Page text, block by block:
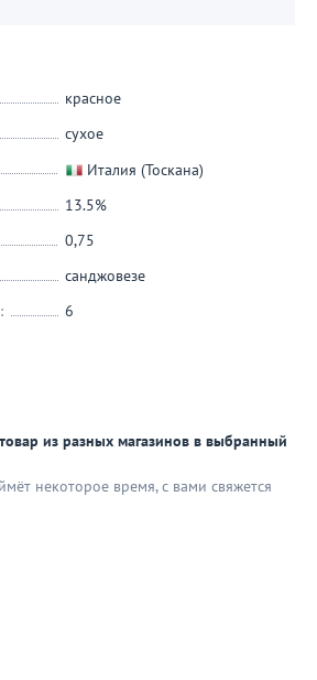
красное
сухое
Италия (Тоскана)
13.5%
0,75
санджовезе
6
из разных магазинов в выбранный
некоторое время, с вами свяжется